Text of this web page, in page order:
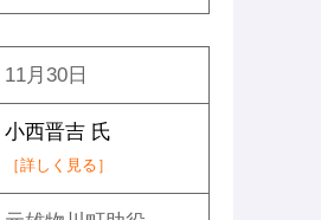
11月30日
小西晋吉 氏
［詳しく見る］